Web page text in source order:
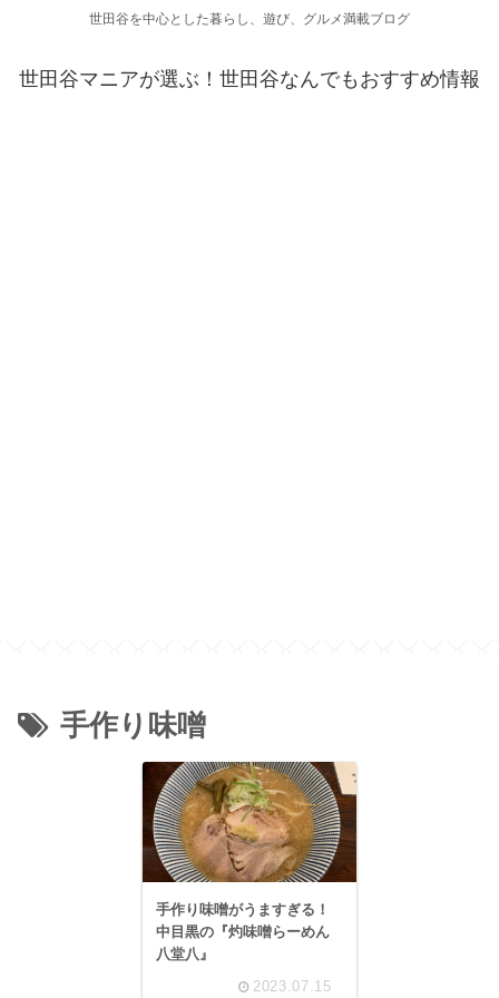
世田谷を中心とした暮らし、遊び、グルメ満載ブログ
世田谷マニアが選ぶ！世田谷なんでもおすすめ情報
手作り味噌
手作り味噌がうますぎる！
中目黒の『灼味噌らーめん
八堂八』
2023.07.15